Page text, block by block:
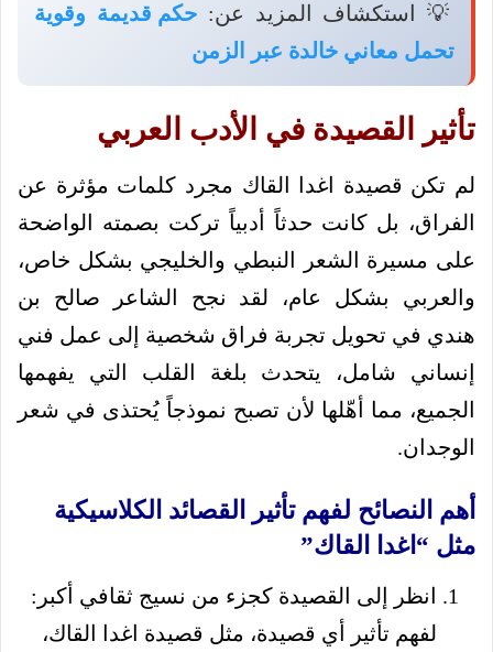
💡 استكشاف المزيد عن:حكم قديمة وقوية
تحمل معاني خالدة عبر الزمن
تأثير القصيدة في الأدب العربي
لم تكن قصيدة اغدا القاك مجرد كلمات مؤثرة عن
الفراق، بل كانت حدثاً أدبياً تركت بصمته الواضحة
على مسيرة الشعر النبطي والخليجي بشكل خاص،
والعربي بشكل عام، لقد نجح الشاعر صالح بن
هندي في تحويل تجربة فراق شخصية إلى عمل فني
إنساني شامل، يتحدث بلغة القلب التي يفهمها
الجميع، مما أهّلها لأن تصبح نموذجاً يُحتذى في شعر
الوجدان.
أهم النصائح لفهم تأثير القصائد الكلاسيكية
مثل “اغدا القاك”
انظر إلى القصيدة كجزء من نسيج ثقافي أكبر:
لفهم تأثير أي قصيدة، مثل قصيدة اغدا القاك،